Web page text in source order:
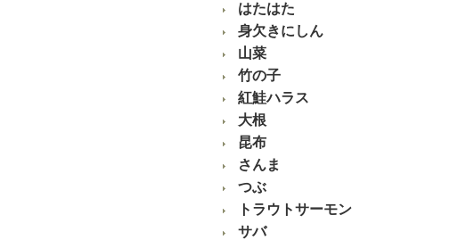
はたはた
身欠きにしん
山菜
竹の子
紅鮭ハラス
大根
昆布
さんま
つぶ
トラウトサーモン
サバ